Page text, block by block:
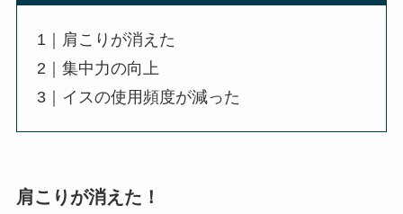
1｜肩こりが消えた
2｜集中力の向上
3｜イスの使用頻度が減った
肩こりが消えた！